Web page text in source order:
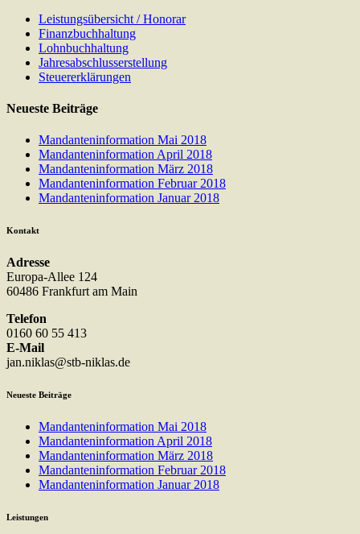
Leistungsübersicht / Honorar
Finanzbuchhaltung
Lohnbuchhaltung
Jahresabschlusserstellung
Steuererklärungen
Neueste Beiträge
Mandanteninformation Mai 2018
Mandanteninformation April 2018
Mandanteninformation März 2018
Mandanteninformation Februar 2018
Mandanteninformation Januar 2018
Kontakt
Adresse
Europa-Allee 124
60486 Frankfurt am Main
Telefon
0160 60 55 413
E-Mail
jan.niklas@stb-niklas.de
Neueste Beiträge
Mandanteninformation Mai 2018
Mandanteninformation April 2018
Mandanteninformation März 2018
Mandanteninformation Februar 2018
Mandanteninformation Januar 2018
Leistungen